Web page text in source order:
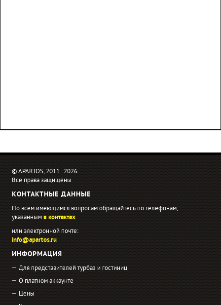
© APARTOS, 2011−2026
Все права защищены
КОНТАКТНЫЕ ДАННЫЕ
По всем имеющимся вопросам обращайтесь по телефонам,
указаннымв контактах
или электронной почте:
info@apartos.ru
ИНФОРМАЦИЯ
Для представителей турбаз и гостиниц
О платном аккаунте
Цены